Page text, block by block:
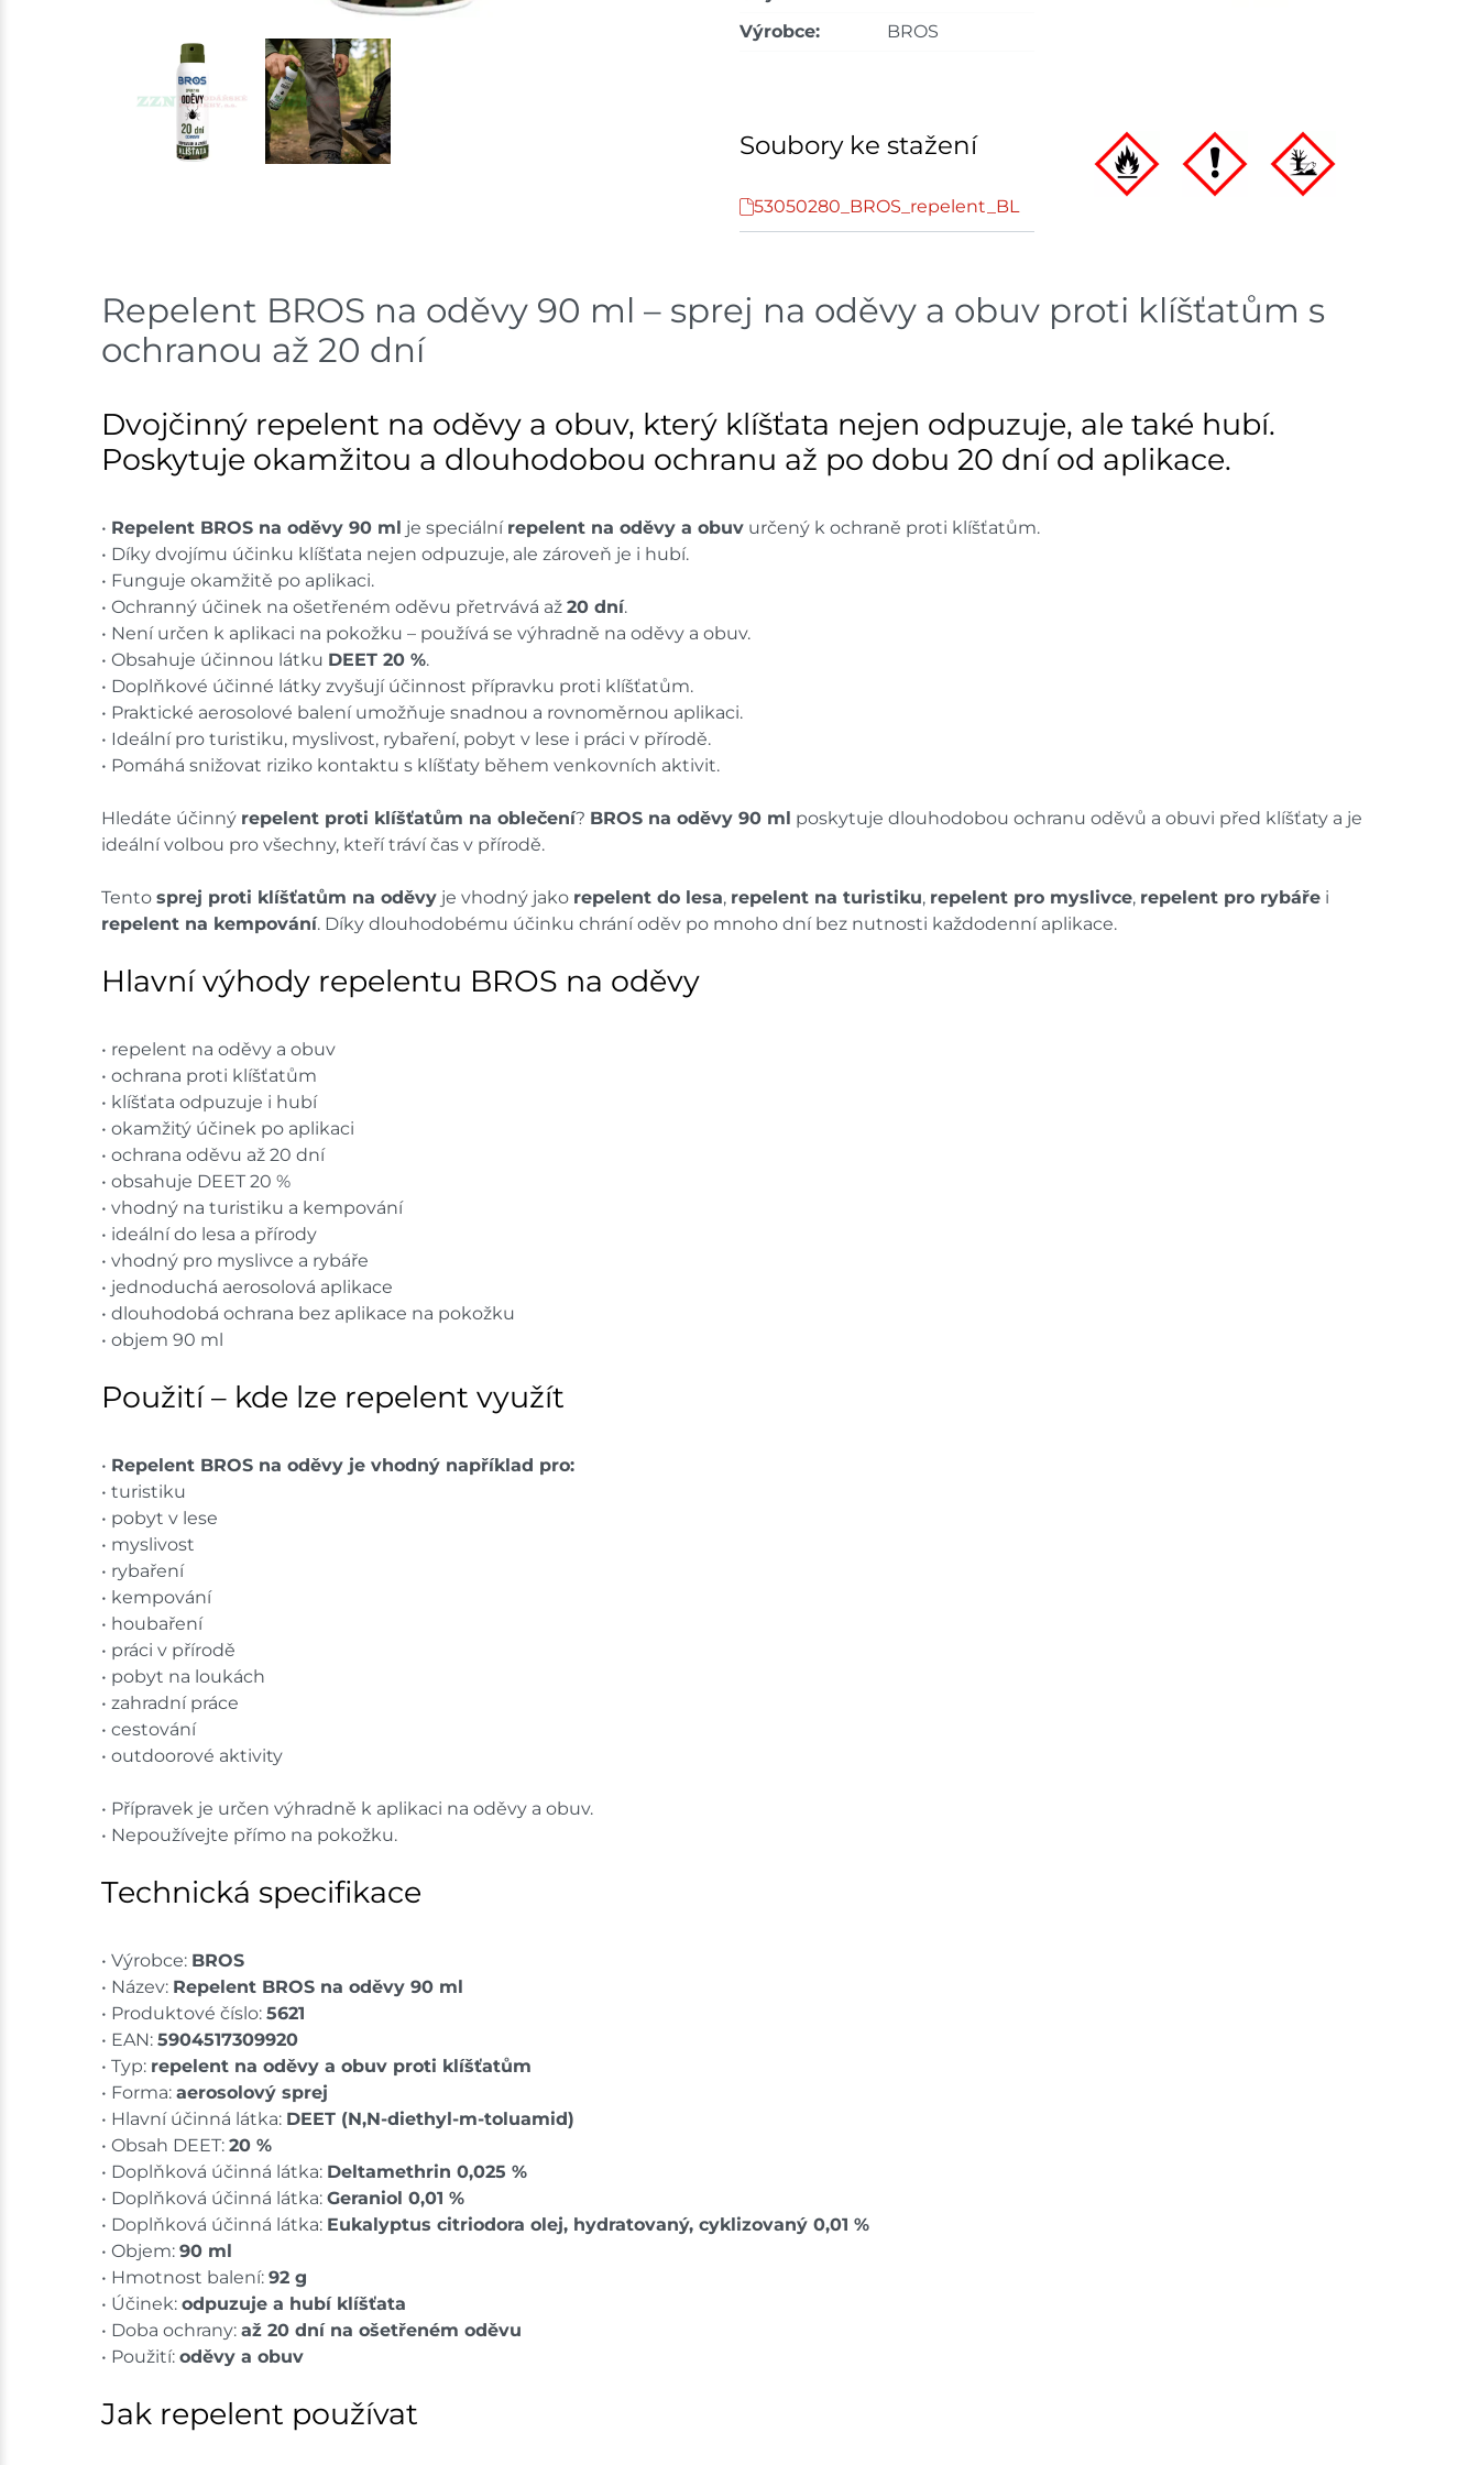
Výrobce:
BROS
Soubory ke stažení
53050280_BROS_repelent_BL
Repelent BROS na oděvy 90 ml – sprej na oděvy a obuv proti klíšťatům s
ochranou až 20 dní
Dvojčinný repelent na oděvy a obuv, který klíšťata nejen odpuzuje, ale také hubí.
Poskytuje okamžitou a dlouhodobou ochranu až po dobu 20 dní od aplikace.
• Repelent BROS na oděvy 90 ml je speciální repelent na oděvy a obuv určený k ochraně proti klíšťatům.
• Díky dvojímu účinku klíšťata nejen odpuzuje, ale zároveň je i hubí.
• Funguje okamžitě po aplikaci.
• Ochranný účinek na ošetřeném oděvu přetrvává až 20 dní.
• Není určen k aplikaci na pokožku – používá se výhradně na oděvy a obuv.
• Obsahuje účinnou látku DEET 20 %.
• Doplňkové účinné látky zvyšují účinnost přípravku proti klíšťatům.
• Praktické aerosolové balení umožňuje snadnou a rovnoměrnou aplikaci.
• Ideální pro turistiku, myslivost, rybaření, pobyt v lese i práci v přírodě.
• Pomáhá snižovat riziko kontaktu s klíšťaty během venkovních aktivit.
Hledáte účinný repelent proti klíšťatům na oblečení? BROS na oděvy 90 ml poskytuje dlouhodobou ochranu oděvů a obuvi před klíšťaty a je
ideální volbou pro všechny, kteří tráví čas v přírodě.
Tento sprej proti klíšťatům na oděvy je vhodný jako repelent do lesa, repelent na turistiku, repelent pro myslivce, repelent pro rybáře i
repelent na kempování. Díky dlouhodobému účinku chrání oděv po mnoho dní bez nutnosti každodenní aplikace.
Hlavní výhody repelentu BROS na oděvy
• repelent na oděvy a obuv
• ochrana proti klíšťatům
• klíšťata odpuzuje i hubí
• okamžitý účinek po aplikaci
• ochrana oděvu až 20 dní
• obsahuje DEET 20 %
• vhodný na turistiku a kempování
• ideální do lesa a přírody
• vhodný pro myslivce a rybáře
• jednoduchá aerosolová aplikace
• dlouhodobá ochrana bez aplikace na pokožku
• objem 90 ml
Použití – kde lze repelent využít
• Repelent BROS na oděvy je vhodný například pro:
• turistiku
• pobyt v lese
• myslivost
• rybaření
• kempování
• houbaření
• práci v přírodě
• pobyt na loukách
• zahradní práce
• cestování
• outdoorové aktivity
• Přípravek je určen výhradně k aplikaci na oděvy a obuv.
• Nepoužívejte přímo na pokožku.
Technická specifikace
• Výrobce: BROS
• Název: Repelent BROS na oděvy 90 ml
• Produktové číslo: 5621
• EAN: 5904517309920
• Typ: repelent na oděvy a obuv proti klíšťatům
• Forma: aerosolový sprej
• Hlavní účinná látka: DEET (N,N-diethyl-m-toluamid)
• Obsah DEET: 20 %
• Doplňková účinná látka: Deltamethrin 0,025 %
• Doplňková účinná látka: Geraniol 0,01 %
• Doplňková účinná látka: Eukalyptus citriodora olej, hydratovaný, cyklizovaný 0,01 %
• Objem: 90 ml
• Hmotnost balení: 92 g
• Účinek: odpuzuje a hubí klíšťata
• Doba ochrany: až 20 dní na ošetřeném oděvu
• Použití: oděvy a obuv
Jak repelent používat